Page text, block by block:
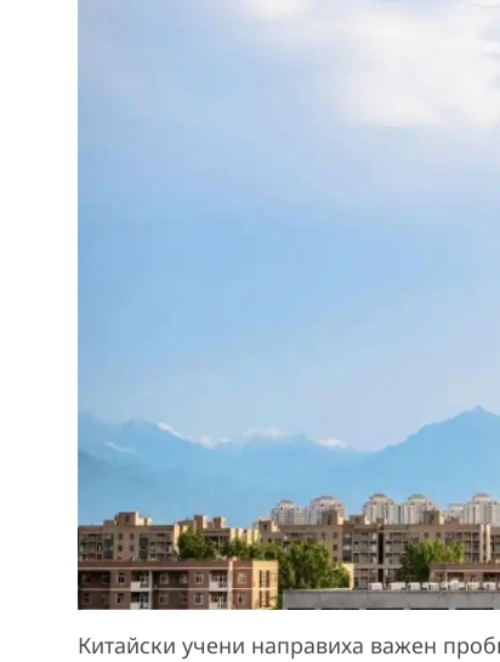
Китайски учени направиха важен